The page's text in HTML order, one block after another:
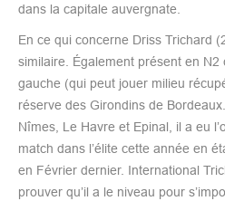
dans la capitale auvergnate.
En ce qui concerne Driss Trichard
similaire. Également présent en N2
gauche (qui peut jouer milieu
réserve des Girondins de
Nîmes, Le Havre et Epinal, il a eu
match dans l’élite cette année en
en Février dernier. International
prouver qu’il a le niveau pour